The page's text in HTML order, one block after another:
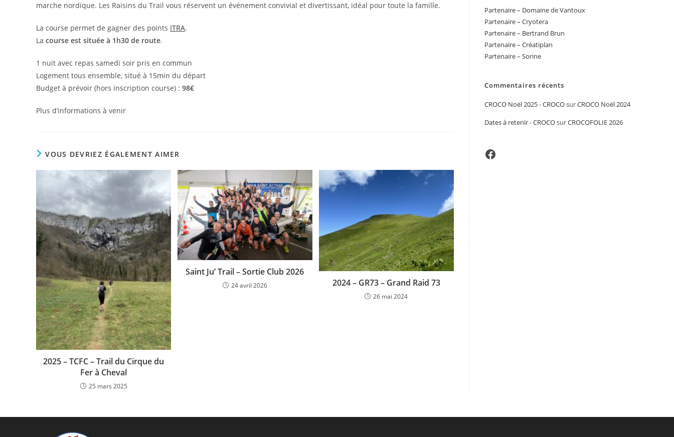
marche nordique. Les Raisins du Trail vous réservent un événement convivial et divertissant, idéal pour toute la famille.
La course permet de gagner des points ITRA.
La course est située à 1h30 de route.
1 nuit avec repas samedi soir pris en commun
Logement tous ensemble, situé à 15min du départ
Budget à prévoir (hors inscription course) : 98€
Plus d’informations à venir
VOUS DEVRIEZ ÉGALEMENT AIMER
2025 – TCFC – Trail du Cirque du
Fer à Cheval
25 mars 2025
Saint Ju’ Trail – Sortie Club 2026
24 avril 2026 2024 – GR73 – Grand Raid 73
26 mai 2024
Partenaire – Domaine de Vantoux
Partenaire – Cryotera
Partenaire – Bertrand Brun
Partenaire – Créatiplan
Partenaire – Sorine
Commentaires récents
CROCO Noël 2025 - CROCOsurCROCO Noël 2024
Dates à retenir - CROCOsurCROCOFOLIE 2026
Facebook